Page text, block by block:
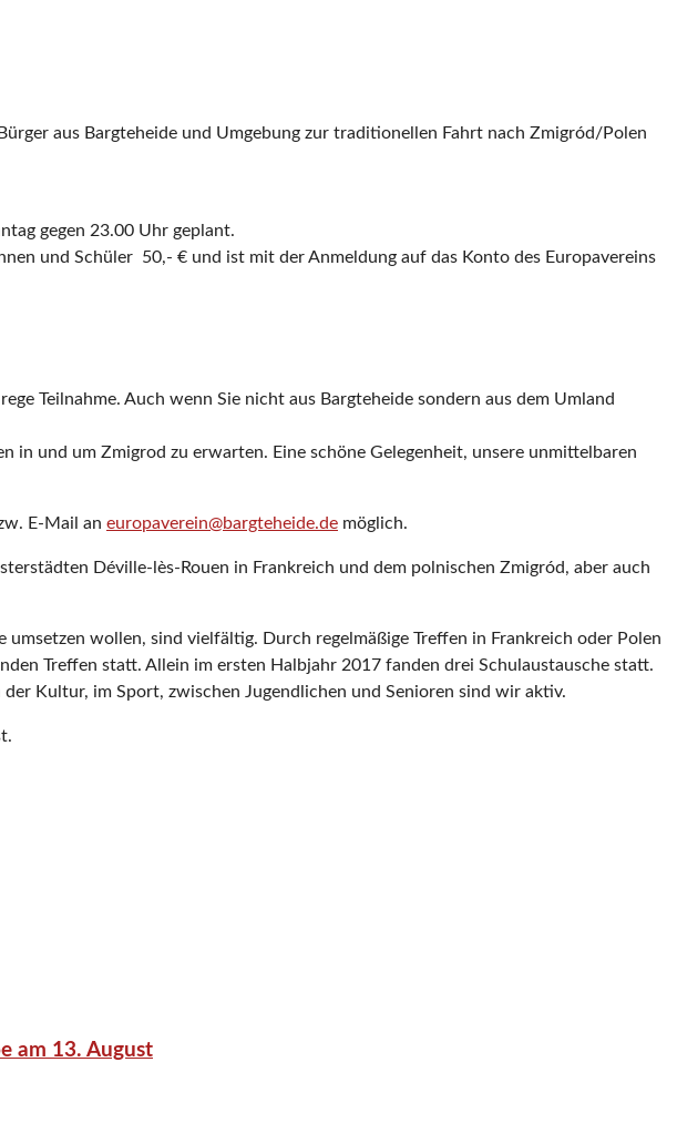
aus Bargteheide und Umgebung zur traditionellen Fahrt nach Zmigród/Polen
gegen 23.00 Uhr geplant.
und Schüler 50,- € und ist mit der Anmeldung auf das Konto des Europavereins
Teilnahme. Auch wenn Sie nicht aus Bargteheide sondern aus dem Umland
und um Zmigrod zu erwarten. Eine schöne Gelegenheit, unsere unmittelbaren
E-Mail an europaverein@bargteheide.de möglich.
Déville-lès-Rouen in Frankreich und dem polnischen Zmigród, aber auch
wollen, sind vielfältig. Durch regelmäßige Treffen in Frankreich oder Polen
Treffen statt. Allein im ersten Halbjahr 2017 fanden drei Schulaustausche statt.
Kultur, im Sport, zwischen Jugendlichen und Senioren sind wir aktiv.
am 13. August